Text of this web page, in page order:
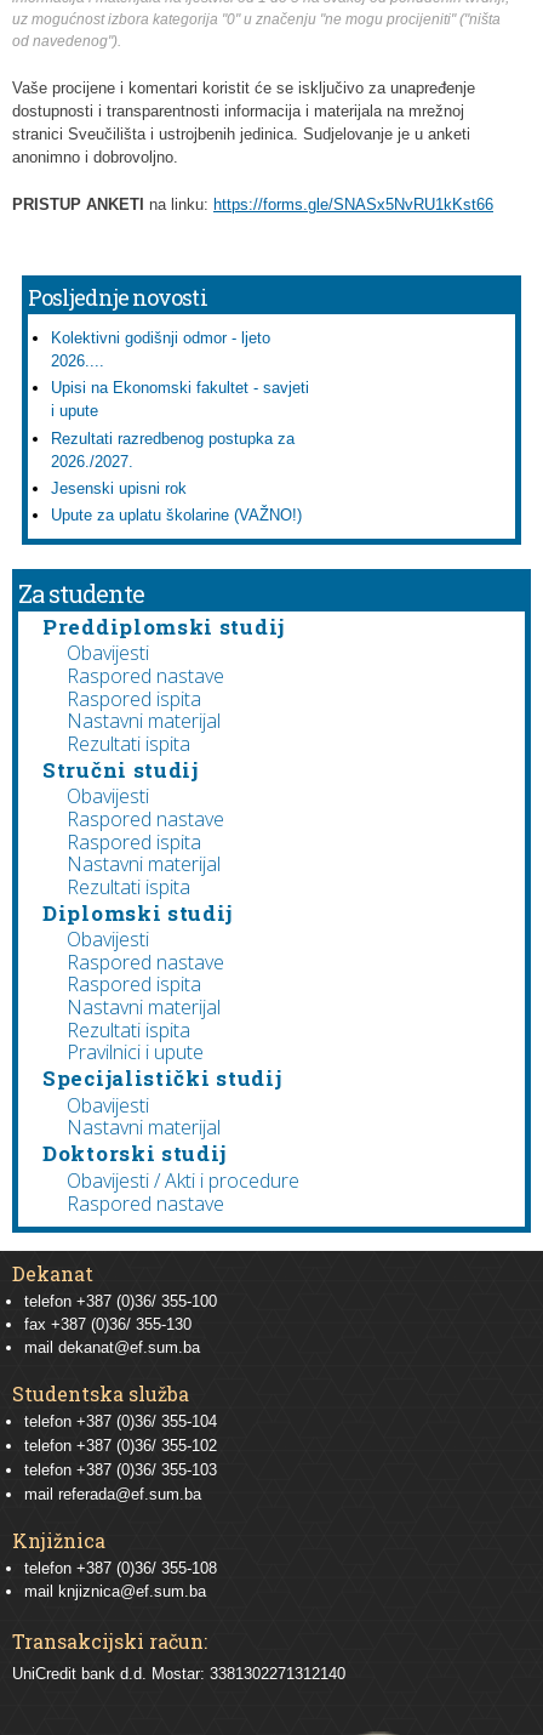
uz mogućnost izbora kategorija "0" u značenju "ne mogu procijeniti" ("ništa
od navedenog").
Vaše procijene i komentari koristit će se isključivo za unapređenje
dostupnosti i transparentnosti informacija i materijala na mrežnoj
stranici Sveučilišta i ustrojbenih jedinica. Sudjelovanje je u anketi
anonimno i dobrovoljno.
PRISTUP ANKETI na linku: https://forms.gle/SNASx5NvRU1kKst66
Posljednje novosti
Kolektivni godišnji odmor - ljeto
2026....
Upisi na Ekonomski fakultet - savjeti
i upute
Rezultati razredbenog postupka za
2026./2027.
Jesenski upisni rok
Upute za uplatu školarine (VAŽNO!)
Za studente
Preddiplomski studij
Obavijesti
Raspored nastave
Raspored ispita
Nastavni materijal
Rezultati ispita
Stručni studij
Obavijesti
Raspored nastave
Raspored ispita
Nastavni materijal
Rezultati ispita
Diplomski studij
Obavijesti
Raspored nastave
Raspored ispita
Nastavni materijal
Rezultati ispita
Pravilnici i upute
Specijalistički studij
Obavijesti
Nastavni materijal
Doktorski studij
Obavijesti / Akti i procedure
Raspored nastave
Dekanat
telefon +387 (0)36/ 355-100
fax +387 (0)36/ 355-130
mail dekanat@ef.sum.ba
Studentska služba
telefon +387 (0)36/ 355-104
telefon +387 (0)36/ 355-102
telefon +387 (0)36/ 355-103
mail referada@ef.sum.ba
Knjižnica
telefon +387 (0)36/ 355-108
mail knjiznica@ef.sum.ba
Transakcijski račun:
UniCredit bank d.d. Mostar: 3381302271312140